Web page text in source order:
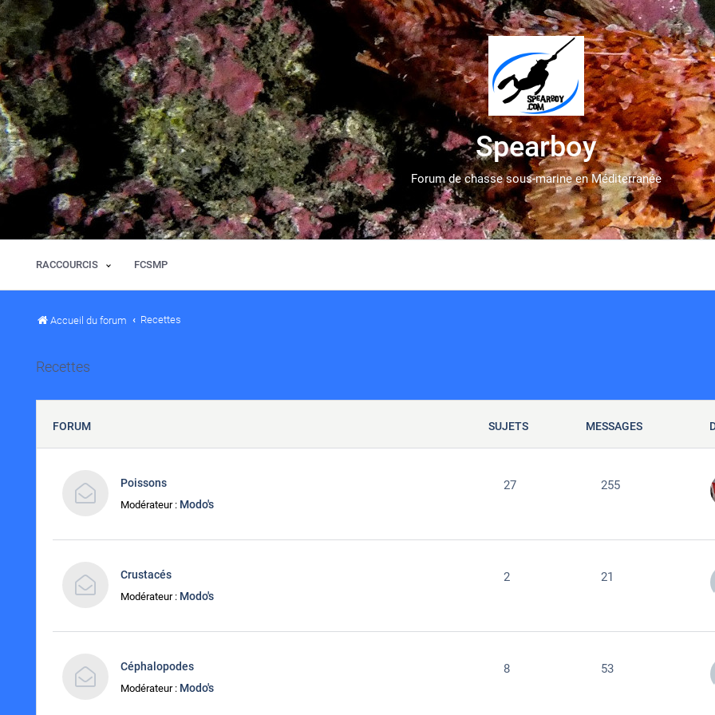
Spearboy
Forum de chasse sous-marine en Méditerranée
RACCOURCIS FCSMP
Accueil du forum Recettes
Recettes
FORUM SUJETS MESSAGES
Poissons
Modérateur : Modo's
27 255
Crustacés
Modérateur : Modo's
2 21
Céphalopodes
Modérateur : Modo's
8 53